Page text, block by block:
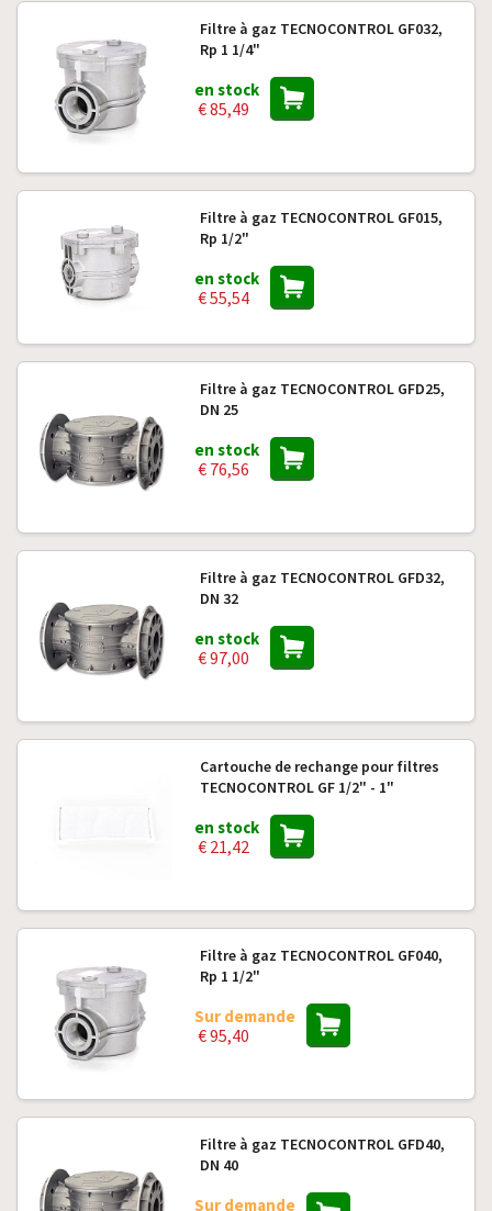
Filtre à gaz TECNOCONTROL GF032,
Rp 1 1/4"
en stock
€ 85,49
Filtre à gaz TECNOCONTROL GF015,
Rp 1/2"
en stock
€ 55,54
Filtre à gaz TECNOCONTROL GFD25,
DN 25
en stock
€ 76,56
Filtre à gaz TECNOCONTROL GFD32,
DN 32
en stock
€ 97,00
Cartouche de rechange pour filtres
TECNOCONTROL GF 1/2" - 1"
en stock
€ 21,42
Filtre à gaz TECNOCONTROL GF040,
Rp 1 1/2"
Sur demande
€ 95,40
Filtre à gaz TECNOCONTROL GFD40,
DN 40
Sur demande